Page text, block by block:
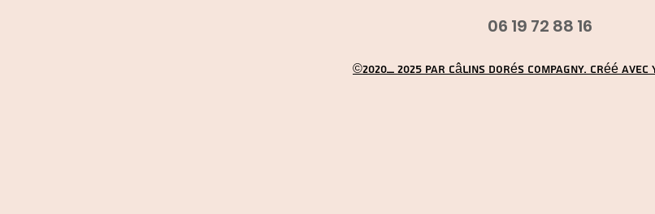
06 19 72 88 16
©2020_ 2025 par Câlins Dorés Compagny. Créé avec